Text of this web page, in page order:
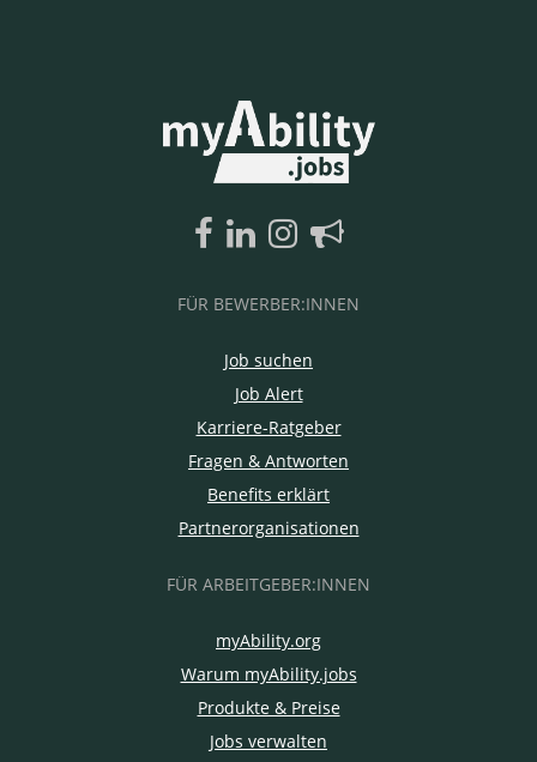
FÜR BEWERBER:INNEN
Job suchen
Job Alert
Karriere-Ratgeber
Fragen & Antworten
Benefits erklärt
Partnerorganisationen
FÜR ARBEITGEBER:INNEN
myAbility.org
Warum myAbility.jobs
Produkte & Preise
Jobs verwalten